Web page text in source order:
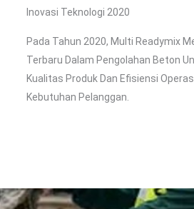
Inovasi Teknologi 2020
Pada Tahun 2020, Multi Readymix
Terbaru Dalam Pengolahan Beton
Kualitas Produk Dan Efisiensi
Kebutuhan Pelanggan.